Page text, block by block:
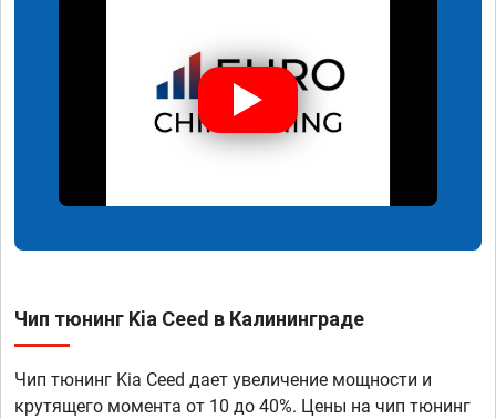
Чип тюнинг Kia Ceed в Калининграде
Чип тюнинг Kia Ceed дает увеличение мощности и
крутящего момента от 10 до 40%. Цены на чип тюнинг